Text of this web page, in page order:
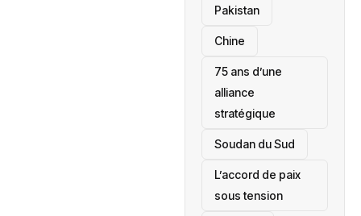
‎Pakistan
Chine
75 ans d’une
alliance
stratégique
‎Soudan du Sud
L’accord de paix
sous tension